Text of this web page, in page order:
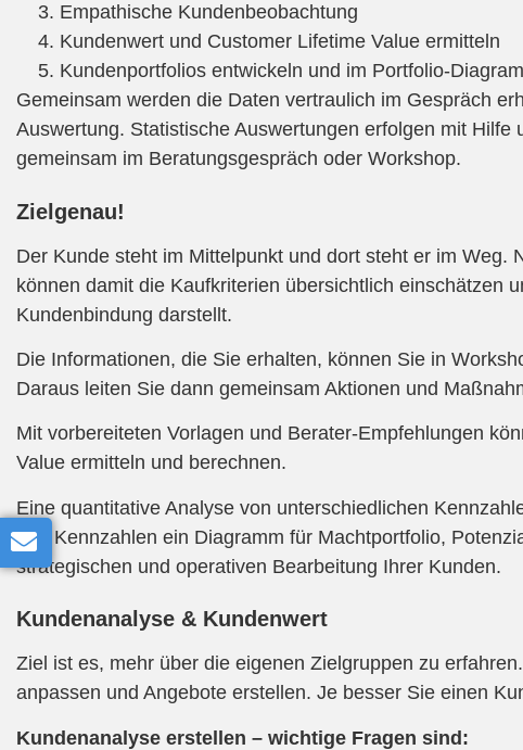
Empathische Kundenbeobachtung
Kundenwert und Customer Lifetime Value ermitteln
Kundenportfolios entwickeln und im Portfolio-
Gemeinsam werden die Daten vertraulich im Gespräch
Auswertung. Statistische Auswertungen erfolgen mit Hilfe
gemeinsam im Beratungsgespräch oder Workshop.
Zielgenau!
Der Kunde steht im Mittelpunkt und dort steht er im
können damit die Kaufkriterien übersichtlich einschätzen
Kundenbindung darstellt.
Die Informationen, die Sie erhalten, können Sie in
Daraus leiten Sie dann gemeinsam Aktionen und
Mit vorbereiteten Vorlagen und Berater-Empfehlungen
Value ermitteln und berechnen.
Eine quantitative Analyse von unterschiedlichen
den Kennzahlen ein Diagramm für Machtportfolio,
strategischen und operativen Bearbeitung Ihrer Kunden.
Kundenanalyse & Kundenwert
Ziel ist es, mehr über die eigenen Zielgruppen zu
anpassen und Angebote erstellen. Je besser Sie einen
Kundenanalyse erstellen – wichtige Fragen sind: